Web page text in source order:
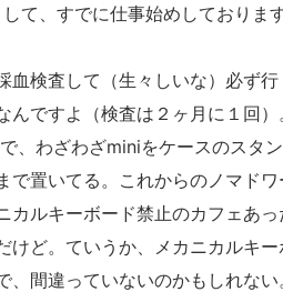
て、すでに仕事始めしておりま
血検査して（生々しいな）必ず
んですよ（検査は２ヶ月に１回）
、わざわざminiをケースのスタ
で置いてる。これからのノマドワ
カルキーボード禁止のカフェあ
けど。ていうか、メカニカルキ
、間違っていないのかもしれない